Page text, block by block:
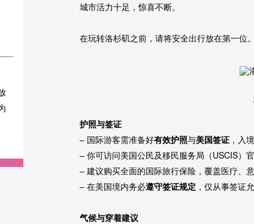
城市活力十足，惊喜不断。
在玩转洛杉矶之前，请将安全出行放在第一位
护照与签证
– 国际游客需准备好有效护照与美国签证 ，入
– 你可访问美国公民及移民服务局（USCIS）
– 建议购买全面的国际旅行保险，覆盖医疗、
– 在美国境内务必遵守签证规定 ，仅从事签证
气候与穿着建议